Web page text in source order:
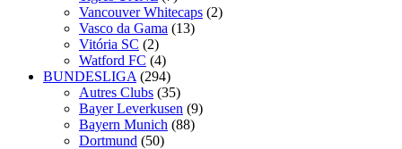
Vancouver Whitecaps (2)
Vasco da Gama (13)
Vitória SC (2)
Watford FC (4)
BUNDESLIGA (294)
Autres Clubs (35)
Bayer Leverkusen (9)
Bayern Munich (88)
Dortmund (50)